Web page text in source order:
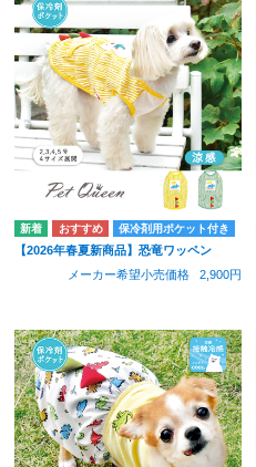
保冷剤用ポケット付き
【2026年春夏新商品】恐竜ワッペン
メーカー希望小売価格
2,900円